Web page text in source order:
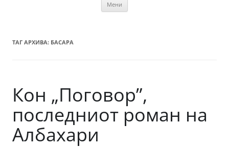
Мени
ТАГ АРХИВА: БАСАРА
Кон „Поговор”,
последниот роман на
Албахари